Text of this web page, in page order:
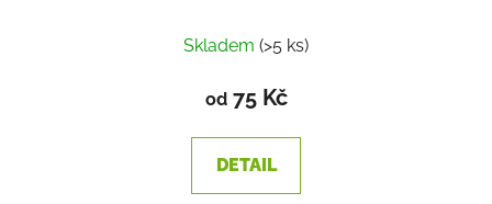
Skladem (>5 ks)
od75 Kč
DETAIL